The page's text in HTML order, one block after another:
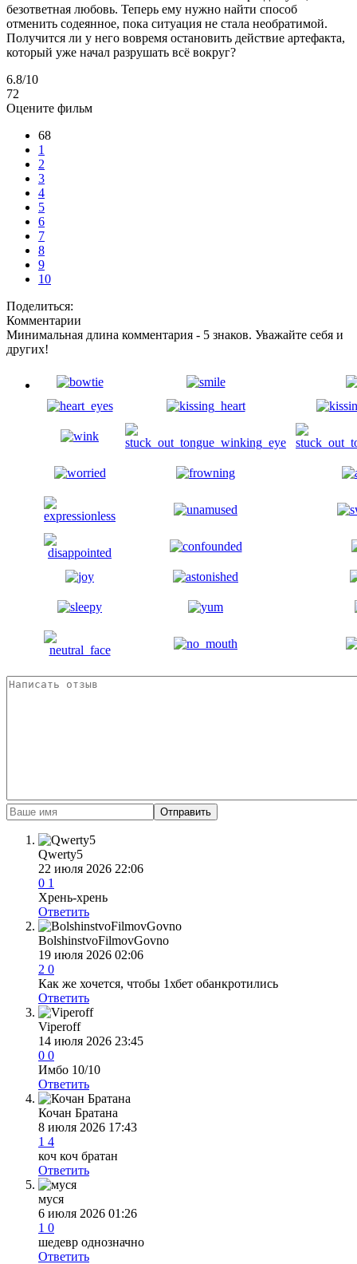
безответная любовь. Теперь ему нужно найти способ
отменить содеянное, пока ситуация не стала необратимой.
Получится ли у него вовремя остановить действие артефакта,
который уже начал разрушать всё вокруг?
6.8/10
72
Оцените фильм
68
1
2
3
4
5
6
7
8
9
10
Поделиться:
Комментарии
Минимальная длина комментария - 5 знаков. Уважайте себя и
других!
Отправить
Qwerty5
22 июля 2026 22:06
0 1
Хрень-хрень
Ответить
BolshinstvoFilmovGovno
19 июля 2026 02:06
2 0
Как же хочется, чтобы 1хбет обанкротились
Ответить
Viperoff
14 июля 2026 23:45
0 0
Имбо 10/10
Ответить
Кочан Братана
8 июля 2026 17:43
1 4
коч коч братан
Ответить
муся
6 июля 2026 01:26
1 0
шедевр однозначно
Ответить